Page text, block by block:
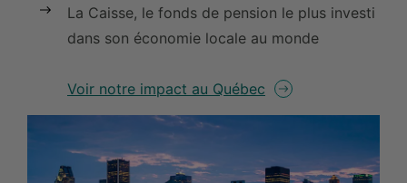
La Caisse, le fonds de pension le plus investi
dans son économie locale au monde
Voir notre impact au Québec